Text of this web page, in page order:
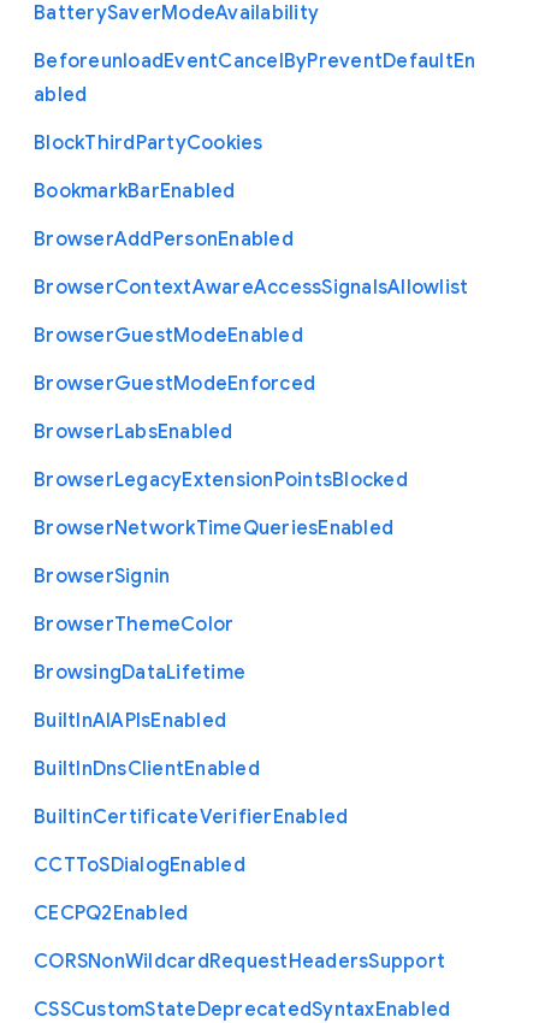
BatterySaverModeAvailability
BeforeunloadEventCancelByPreventDefaultEn
abled
BlockThirdPartyCookies
BookmarkBarEnabled
BrowserAddPersonEnabled
BrowserContextAwareAccessSignalsAllowlist
BrowserGuestModeEnabled
BrowserGuestModeEnforced
BrowserLabsEnabled
BrowserLegacyExtensionPointsBlocked
BrowserNetworkTimeQueriesEnabled
BrowserSignin
BrowserThemeColor
BrowsingDataLifetime
BuiltInAIAPIsEnabled
BuiltInDnsClientEnabled
BuiltinCertificateVerifierEnabled
CCTToSDialogEnabled
CECPQ2Enabled
CORSNonWildcardRequestHeadersSupport
CSSCustomStateDeprecatedSyntaxEnabled